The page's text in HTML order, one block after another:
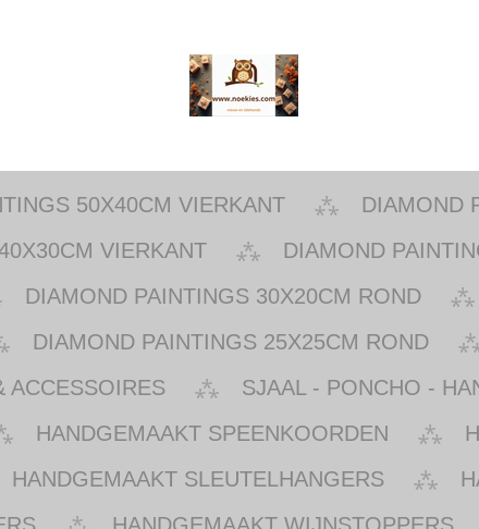
50X40CM VIERKANT
DIAMOND
VIERKANT
DIAMOND
DIAMOND PAINTINGS 30X20CM ROND
DIAMOND PAINTINGS 25X25CM ROND
ACCESSOIRES
SJAAL - PONCHO -
HANDGEMAAKT SPEENKOORDEN
HANDGEMAAKT SLEUTELHANGERS